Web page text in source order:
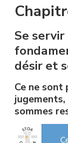
Se
désir et
Ce ne sont
sommes